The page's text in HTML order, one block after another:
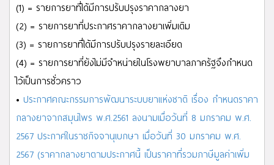
ฝ พ ฟ ภ ม ย ร ล ว ศ ษ ส ห ฬ อ ฮ
ผลการค้นหาQ
(1) = รายการยาที่ได้มีการปรับปรุงราคากลางยา
(2) = รายการยาที่ประกาศราคากลางยาเพิ่มเติม
(3) = รายการยาที่ได้มีการปรับปรุงรายละเอียด
(4) = รายการยาที่ยังไม่มีจำหน่ายในโรงพยาบาลภาครัฐจึงกำหนด
ไว้เป็นการชั่วคราว
• ประกาศคณะกรรมการพัฒนาระบบยาแห่งชาติ เรื่อง กำหนดราคา
กลางยาจากสมุนไพร พ.ศ.2561 ลงนามเมื่อวันที่ 8 มกราคม พ.ศ.
2567 ประกาศในราชกิจจานุเบกษา เมื่อวันที่ 30 มกราคม พ.ศ.
2567 (ราคากลางยาตามประกาศนี้ เป็นราคาที่รวมภาษีมูลค่าเพิ่ม